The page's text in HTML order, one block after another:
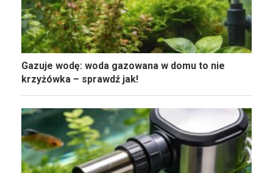
Gazuje wodę: woda gazowana w domu to nie
krzyżówka – sprawdź jak!